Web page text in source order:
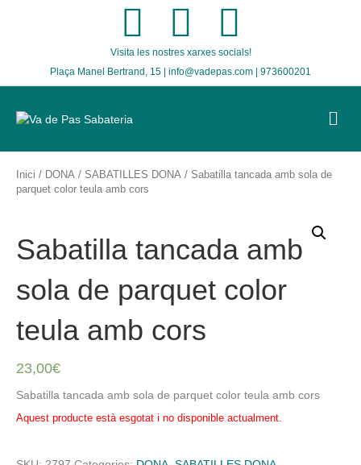
a
b
o
k
w
t
r
n
a
r
a
Visita les nostres xarxes socials!
Plaça Manel Bertrand, 15 | info@vadepas.com | 973600201
N
Inici / DONA / SABATILLES DONA / Sabatilla tancada amb sola de
parquet color teula amb cors
Sabatilla tancada amb
sola de parquet color
teula amb cors
23,00€
Sabatilla tancada amb sola de parquet color teula amb cors
Aquest producte està esgotat i no disponible actualment.